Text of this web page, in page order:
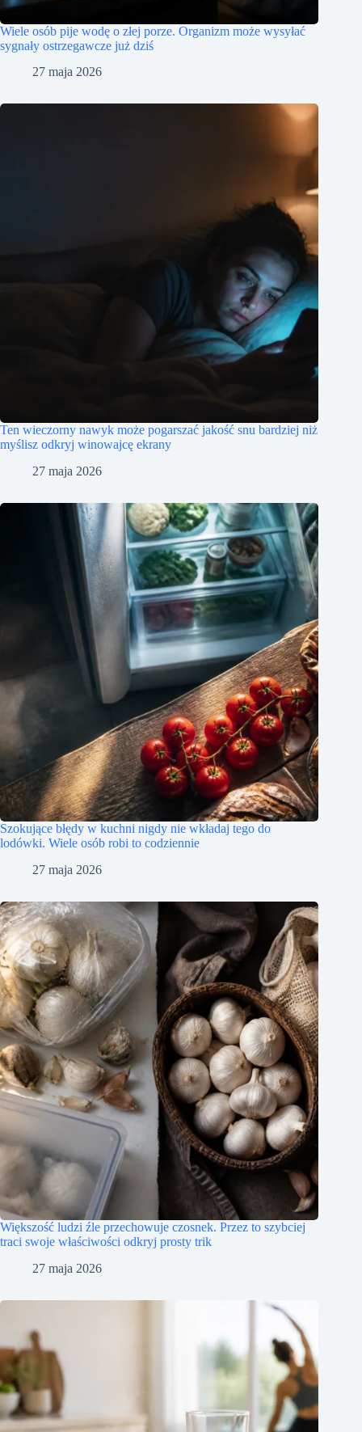
Wiele osób pije wodę o złej porze. Organizm może wysyłać
sygnały ostrzegawcze już dziś
27 maja 2026
Ten wieczorny nawyk może pogarszać jakość snu bardziej niż
myślisz odkryj winowajcę ekrany
27 maja 2026
Szokujące błędy w kuchni nigdy nie wkładaj tego do
lodówki. Wiele osób robi to codziennie
27 maja 2026
Większość ludzi źle przechowuje czosnek. Przez to szybciej
traci swoje właściwości odkryj prosty trik
27 maja 2026